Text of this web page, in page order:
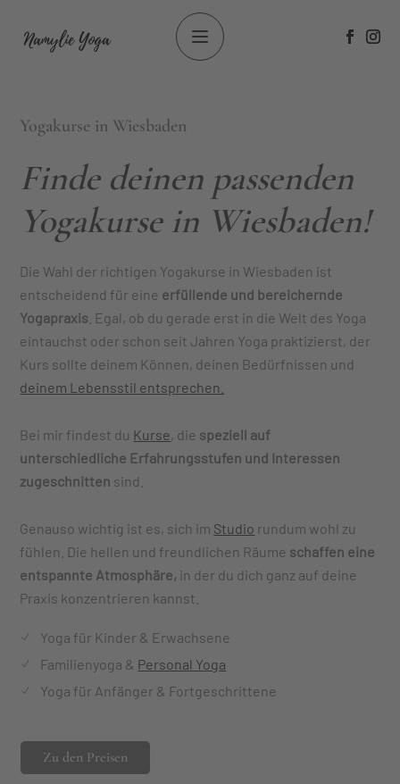
Yogakurse in Wiesbaden
Finde deinen passenden
Yogakurse in Wiesbaden!
Die Wahl der richtigen Yogakurse in Wiesbaden ist
entscheidend für eine erfüllende und bereichernde
Yogapraxis . Egal, ob du gerade erst in die Welt des Yoga
eintauchst oder schon seit Jahren Yoga praktizierst, der
Kurs sollte deinem Können, deinen Bedürfnissen und
deinem Lebensstil entsprechen.
Bei mir findest du Kurse, die speziell auf
unterschiedliche Erfahrungsstufen und Interessen
zugeschnitten sind.
Genauso wichtig ist es, sich im Studio rundum wohl zu
fühlen. Die hellen und freundlichen Räume schaffen eine
entspannte Atmosphäre, in der du dich ganz auf deine
Praxis konzentrieren kannst.
Yoga für Kinder & Erwachsene
Familienyoga & Personal Yoga
Yoga für Anfänger & Fortgeschrittene
Zu den Preisen